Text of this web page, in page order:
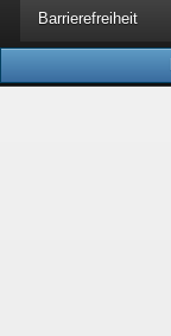
Barrierefreiheit